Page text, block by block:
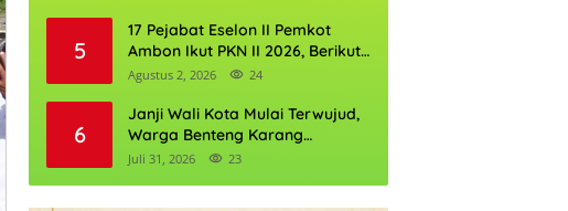
5
17 Pejabat Eselon II Pemkot
Ambon Ikut PKN II 2026, Berikut
Daftarnya
Agustus 2, 2026 24
6
Janji Wali Kota Mulai Terwujud,
Warga Benteng Karang
Ditargetkan Nikmati Air Bersih
Juli 31, 2026 23